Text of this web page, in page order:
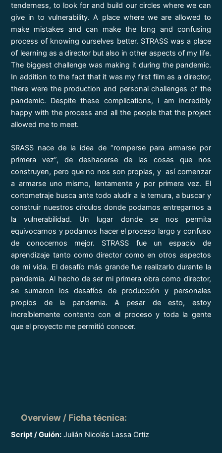
tenderness, to look for and build our circles where we can
give in to vulnerability. A place where we are allowed to
make mistakes and can make the long and confusing
process of knowing ourselves better. STRASS was a place
of learning as a director but also in other aspects of my life.
The biggest challenge was making it during the pandemic.
In addition to the fact that it was my first film as a director,
there were the production and personal challenges of the
pandemic. Despite these complications, I am incredibly
happy with the process and all the people that the project
allowed me to meet.
SRASS nace de la idea de “romperse para armarse por
primera vez”, de deshacerse de las cosas que nos
construyen, pero que no nos son propias, y así comenzar
a armarse uno mismo, lentamente y por primera vez. El
cortometraje busca ante todo aludir a la ternura, a buscar y
construir nuestros círculos donde podamos entregarnos a
la vulnerabilidad. Un lugar donde se nos permita
equivocarnos y podamos hacer el proceso largo y confuso
de conocernos mejor. STRASS fue un espacio de
aprendizaje tanto como director como en otros aspectos
de mi vida. El desafío más grande fue realizarlo durante la
pandemia. Al hecho de ser mi primera obra como director,
se sumaron los desafíos de producción y personales
propios de la pandemia. A pesar de esto, estoy
increíblemente contento con el proceso y toda la gente
que el proyecto me permitió conocer.
Overview / Ficha técnica:
Script / Guión: Julián Nicolás Lassa Ortiz